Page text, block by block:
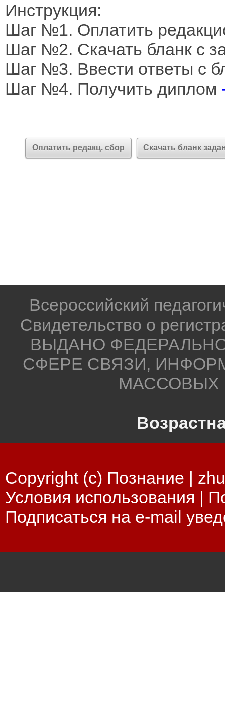
Инструкция:
Шаг №1. Оплатить
Шаг №2. Скачать бланк с
Шаг №3. Ввести ответы с
Шаг №4. Получить диплом
Оплатить редакц. сбор Скачать бланк
Всероссийский
Свидетельство о
ВЫДАНО
СФЕРЕ СВЯЗИ,
МАССОВЫХ
Copyright (c) Познание |
Условия использования |
Подписаться на e-mail